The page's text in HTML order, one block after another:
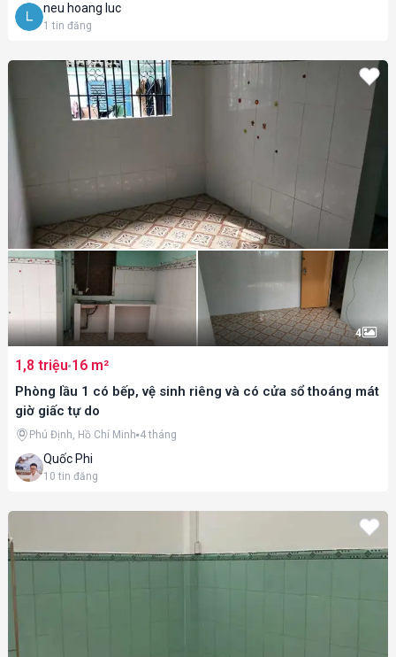
neu hoang luc
1 tin đăng
4
1,8 triệu 16 m²
Phòng lầu 1 có bếp, vệ sinh riêng và có cửa sổ thoáng mát
giờ giấc tự do
Quốc Phi
10 tin đăng
Phú Định, Hồ Chí Minh 4 tháng